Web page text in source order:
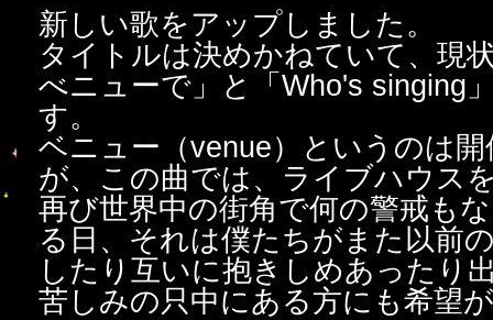
新しい歌をアップしました。
タイトルは決めかねていて、現
べニューで」と「Who's singing
す。
ベニュー（venue）というのは
が、この曲では、ライブハウス
再び世界中の街角で何の警戒も
る日、それは僕たちがまた以前
したり互いに抱きしめあったり
苦しみの只中にある方にも希望